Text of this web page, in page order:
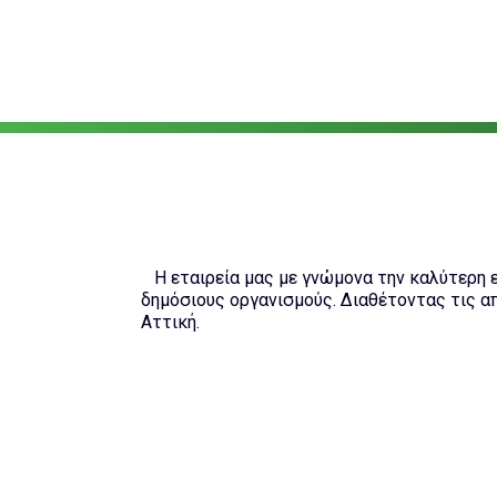
Η εταιρεία μας με γνώμονα την καλύτερη
δημόσιους οργανισμούς. Διαθέτοντας τις
Αττική.